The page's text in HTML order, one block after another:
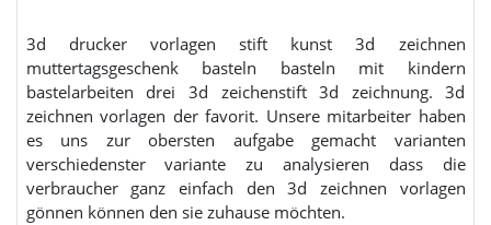
3d drucker vorlagen stift kunst 3d zeichnen
muttertagsgeschenk basteln basteln mit kindern
bastelarbeiten drei 3d zeichenstift 3d zeichnung. 3d
zeichnen vorlagen der favorit. Unsere mitarbeiter haben
es uns zur obersten aufgabe gemacht varianten
verschiedenster variante zu analysieren dass die
verbraucher ganz einfach den 3d zeichnen vorlagen
gönnen können den sie zuhause möchten.